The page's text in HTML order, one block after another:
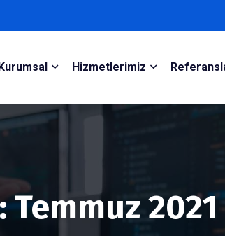
Hizmetlerimiz
Temmuz 2021